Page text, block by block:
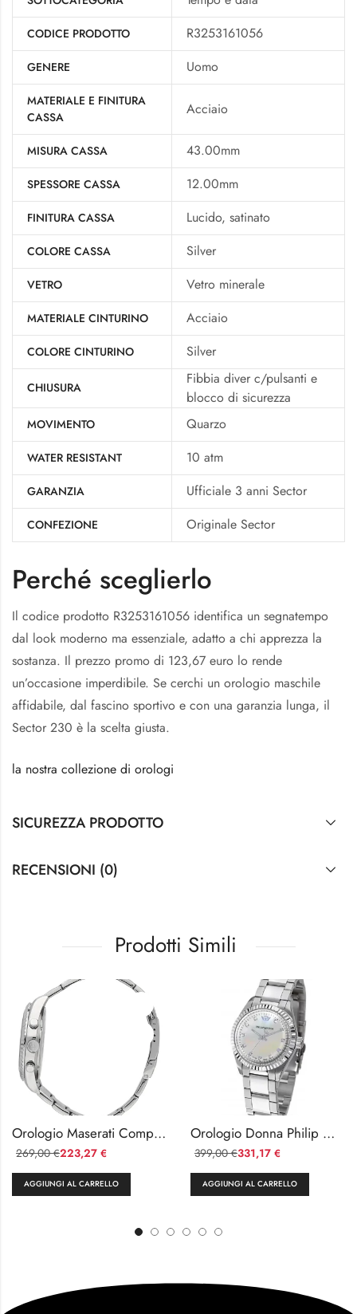
CODICE PRODOTTO R3253161056
GENERE Uomo
MATERIALE E FINITURA
CASSA
Acciaio
MISURA CASSA 43.00mm
SPESSORE CASSA 12.00mm
FINITURA CASSA Lucido, satinato
COLORE CASSA Silver
VETRO Vetro minerale
MATERIALE CINTURINO Acciaio
COLORE CINTURINO Silver
CHIUSURA
Fibbia diver c/pulsanti e
blocco di sicurezza
MOVIMENTO Quarzo
WATER RESISTANT 10 atm
GARANZIA Ufficiale 3 anni Sector
CONFEZIONE Originale Sector
Perché sceglierlo
Il codice prodotto R3253161056 identifica un segnatempo
dal look moderno ma essenziale, adatto a chi apprezza la
sostanza. Il prezzo promo di 123,67 euro lo rende
un’occasione imperdibile. Se cerchi un orologio maschile
affidabile, dal fascino sportivo e con una garanzia lunga, il
Sector 230 è la scelta giusta.
la nostra collezione di orologi
SICUREZZA PRODOTTO
RECENSIONI (0)
Prodotti Simili
Orologio Maserati Competizione Uomo Acciaio Grigio
223,27 €
269,00€
AGGIUNGI AL CARRELLO
Orologio Donna Philip Watch Caribe Quadrante Madreperla
331,17 €
399,00€
AGGIUNGI AL CARRELLO